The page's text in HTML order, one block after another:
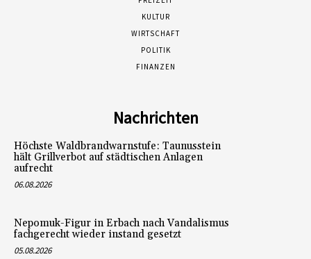
KULTUR
WIRTSCHAFT
POLITIK
FINANZEN
Nachrichten
Höchste Waldbrandwarnstufe: Taunusstein
hält Grillverbot auf städtischen Anlagen
aufrecht
06.08.2026
Nepomuk-Figur in Erbach nach Vandalismus
fachgerecht wieder instand gesetzt
05.08.2026